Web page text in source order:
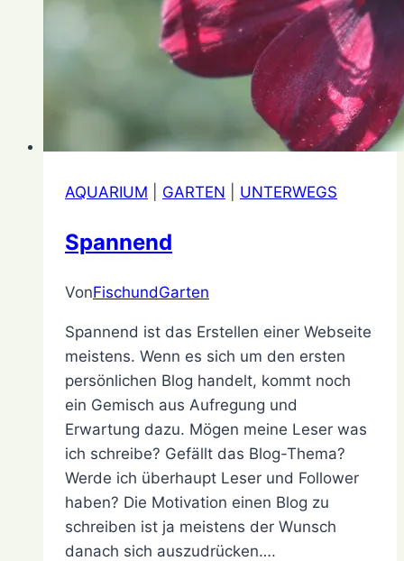
AQUARIUM GARTEN UNTERWEGS
Spannend
VonFischundGarten
202026.
Dezember
2021
Spannend ist das Erstellen einer Webseite
meistens. Wenn es sich um den ersten
persönlichen Blog handelt, kommt noch
ein Gemisch aus Aufregung und
Erwartung dazu. Mögen meine Leser was
ich schreibe? Gefällt das Blog-Thema?
Werde ich überhaupt Leser und Follower
haben? Die Motivation einen Blog zu
schreiben ist ja meistens der Wunsch
danach sich auszudrücken….